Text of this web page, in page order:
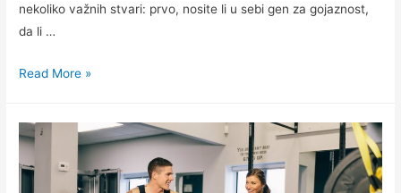
nekoliko važnih stvari: prvo, nosite li u sebi gen za gojaznost,
da li …
Nutrigenetika
Read More »